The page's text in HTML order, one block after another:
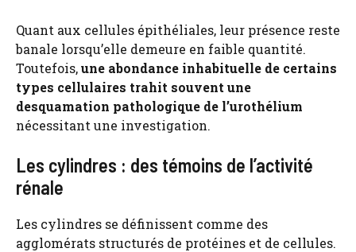
Quant aux cellules épithéliales, leur présence reste
banale lorsqu’elle demeure en faible quantité.
Toutefois,une abondance inhabituelle de certains
types cellulaires trahit souvent une
desquamation pathologique de l’urothélium
nécessitant une investigation.
Les cylindres : des témoins de l’activité
rénale
Les cylindres se définissent comme des
agglomérats structurés de protéines et de cellules.